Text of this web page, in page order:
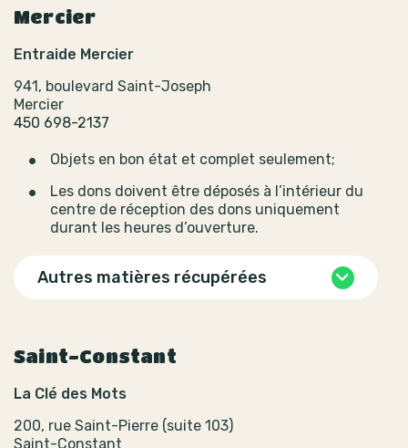
Mercier
Entraide Mercier
941, boulevard Saint-Joseph
Mercier
450 698-2137
Objets en bon état et complet seulement;
Les dons doivent être déposés à l’intérieur du
centre de réception des dons uniquement
durant les heures d’ouverture.
Autres matières récupérées
Saint-Constant
La Clé des Mots
200, rue Saint-Pierre (suite 103)
Saint-Constant